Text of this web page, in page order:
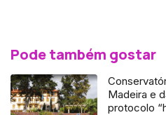
Pode também gostar
Madeira e
protocolo